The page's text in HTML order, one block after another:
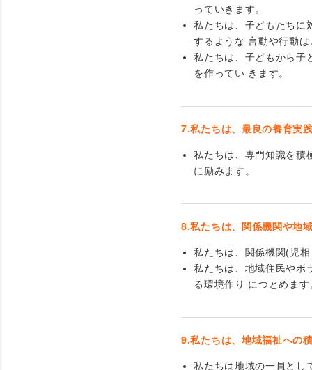
っていきます。
私たちは、子どもたちに
するような 言動や行動
私たちは、子どもから子
を作ってい きます。
7.私たちは、最良の養育実
私たちは、専門知識を積
に励みます。
8.私たちは、関係機関や地
私たちは、関係機関(児
私たちは、地域住民やボ
る環境作り につとめます
9.私たちは、地域福祉への
私たちは地域の一員とし